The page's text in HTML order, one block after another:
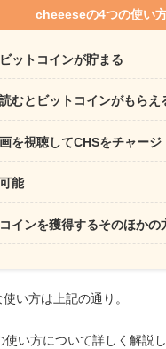
cheeeseの4つの使い
ットコインが貯まる
むとビットコインがもらえ
を視聴してCHSをチャージ
能
インを獲得するそのほかの
い方は上記の通り。
使い方について詳しく解説し